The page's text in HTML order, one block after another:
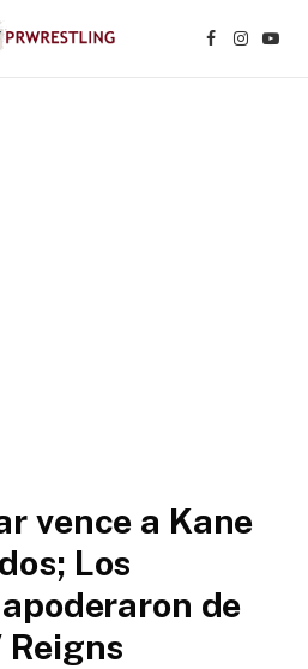
Facebook
vence a Kane
Los
de